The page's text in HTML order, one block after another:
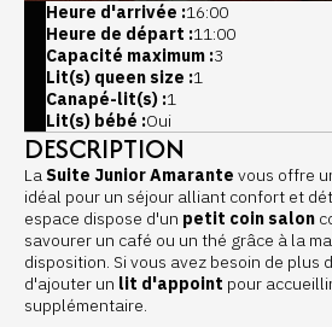
Heure d'arrivée :16:00
Heure de départ :11:00
Capacité maximum :3
Lit(s) queen size :1
Canapé-lit(s) :1
Lit(s) bébé :Oui
DESCRIPTION
La Suite Junior Amarante vous offre
idéal pour un séjour alliant confort et
espace dispose d'un petit coin salon
savourer un café ou un thé grâce à la
disposition. Si vous avez besoin de plus
d'ajouter un lit d'appoint pour
supplémentaire.